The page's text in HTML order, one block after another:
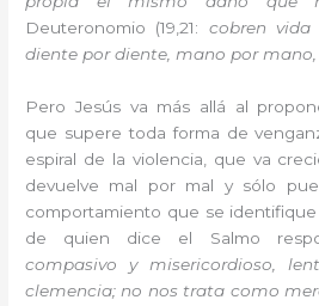
Deuteronomio (19,21: cobren
diente por diente, mano por
Pero Jesús va más allá al
que supere toda forma de
espiral de la violencia, que va
devuelve mal por mal y sólo
comportamiento que se
de quien dice el Salmo
compasivo y misericordioso,
clemencia; no nos trata como